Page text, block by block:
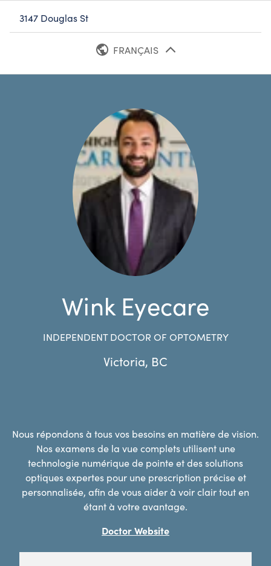
3147 Douglas St
FRANÇAIS
ANGLAIS
Wink Eyecare
INDEPENDENT DOCTOR OF OPTOMETRY
Victoria, BC
Nous répondons à tous vos besoins en matière de vision.
Nos examens de la vue complets utilisent une
technologie numérique de pointe et des solutions
optiques expertes pour une prescription précise et
personnalisée, afin de vous aider à voir clair tout en
étant à votre avantage.
Doctor Website